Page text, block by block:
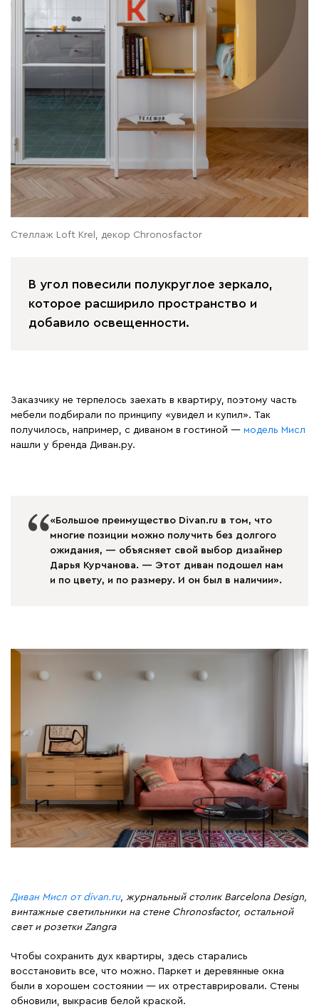
Стеллаж Loft Krel, декор Сhronosfactor
В угол повесили полукруглое зеркало,
которое расширило пространство и
добавило освещенности.
Заказчику не терпелось заехать в квартиру, поэтому часть
мебели подбирали по принципу «увидел и купил». Так
получилось, например, с диваном в гостиной — модель Мисл
нашли у бренда Диван.ру.
«Большое преимущество Divan.ru в том, что
многие позиции можно получить без долгого
ожидания, — объясняет свой выбор дизайнер
Дарья Курчанова. — Этот диван подошел нам
и по цвету, и по размеру. И он был в наличии».
Диван Мисл от divan.ru, журнальный столик Barcelona Design,
винтажные светильники на стене Сhronosfactor, остальной
свет и розетки Zangra
Чтобы сохранить дух квартиры, здесь старались
восстановить все, что можно. Паркет и деревянные окна
были в хорошем состоянии — их отреставрировали. Стены
обновили, выкрасив белой краской.